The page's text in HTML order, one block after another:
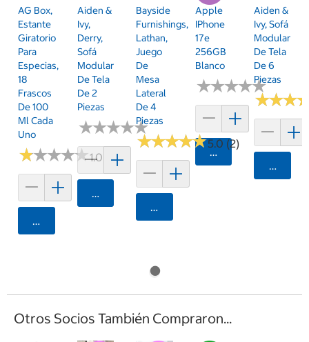
AG Box,
Estante
Giratorio
Para
Especias,
18
Frascos
De 100
Ml Cada
Uno
★★★★★
★★★★★1.0 (1)
Agregar
Aiden &
Ivy,
Derry,
Sofá
Modular
De Tela
De 2
Piezas
★★★★★
★★★★★
Agregar
Bayside
Furnishings,
Lathan,
Juego
De
Mesa
Lateral
De 4
Piezas
★★★★★
★★★★★5.0 (2)
Agregar
Apple
IPhone
17e
256GB
Blanco
★★★★★
★★★★★
Agregar
Aiden &
Ivy, Sofá
Modular
De Tela
De 6
Piezas
★★★
★★★
Otros Socios También Compraron...